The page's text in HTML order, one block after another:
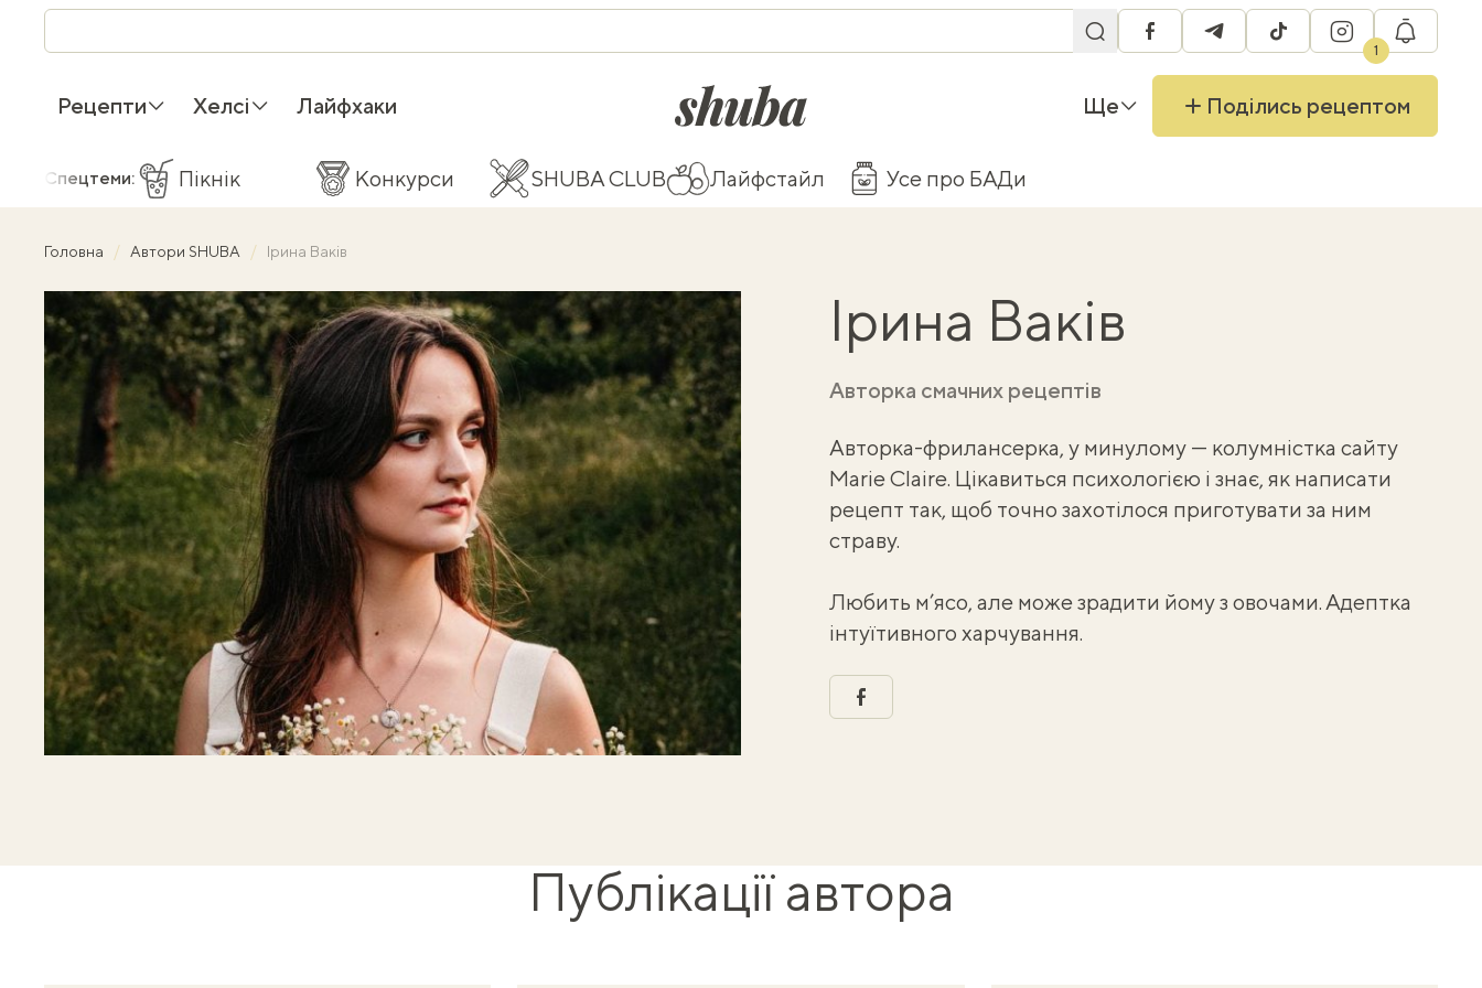
facebooktelegramtiktok instagram
1
Рецепти Хелсі Лайфхаки shuba.life Ще Поділись рецептом
Спецтеми: Пікнік Конкурси SHUBA CLUB Лайфстайл Усе про БАДи
Головна Автори SHUBA Ірина Ваків
Ірина Ваків
Авторка смачних рецептів
Авторка-фрилансерка, у минулому — колумністка сайту
Marie Claire. Цікавиться психологією і знає, як написати
рецепт так, щоб точно захотілося приготувати за ним
страву.
Любить м’ясо, але може зрадити йому з овочами. Адептка
інтуїтивного харчування.
facebook
Публікації автора